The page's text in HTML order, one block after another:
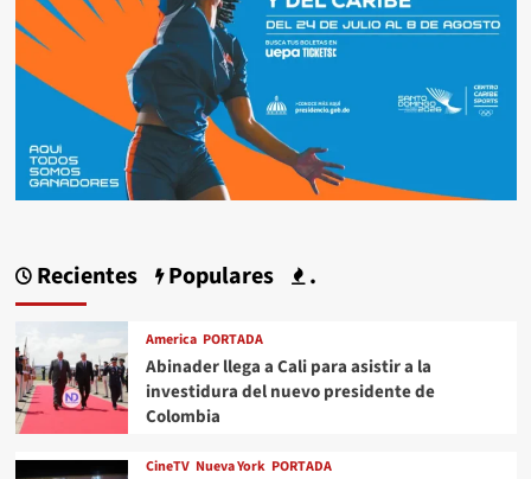
Recientes Populares .
America PORTADA
Abinader llega a Cali para asistir a la
investidura del nuevo presidente de
Colombia
CineTV Nueva York PORTADA